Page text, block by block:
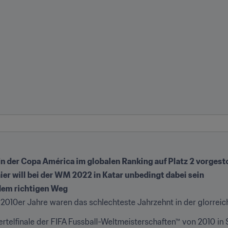
der Copa América im globalen Ranking auf Platz 2
will bei der WM 2022 in Katar unbedingt dabei sein
richtigen Weg
Jahre waren das schlechteste Jahrzehnt in der
der FIFA Fussball-Weltmeisterschaften™ von 2010 in